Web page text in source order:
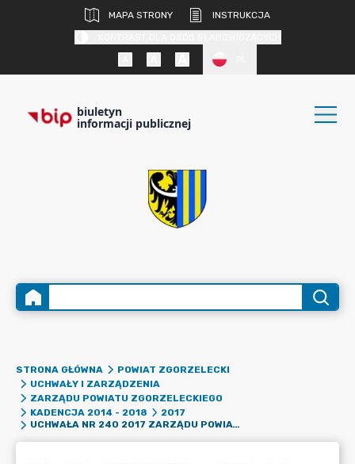
MAPA STRONY
INSTRUKCJA
biuletyn
informacji publicznej
STRONA GŁÓWNA
POWIAT ZGORZELECKI
UCHWAŁY I ZARZĄDZENIA
ZARZĄDU POWIATU ZGORZELECKIEGO
KADENCJA 2014 - 2018
2017
UCHWAŁA NR 240 2017 ZARZĄDU POWIATU ZGORZELECKIEGO Z DNIA 20 KWIETNIA 2017 R. W SPRAWIE UMORZENIA WIERZYTELNOŚCI W WYSOKOŚCI 5.175,00 ZŁ PRZYSŁUGUJĄCEJ POWIATOWI ZGORZELECKIEMU OD PANA ..., ZAM. PRZY UL.... Z TYTUŁU HOLOWANIA I PRZECHOWYWANIA POJAZDU.